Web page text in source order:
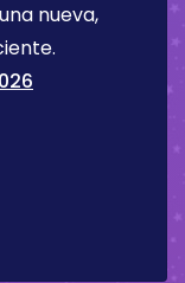
nueva,